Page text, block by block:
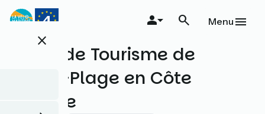
Aller
au
principalclose
Menu
Office de Tourisme de
Stella-Plage en Côte
d'Opale